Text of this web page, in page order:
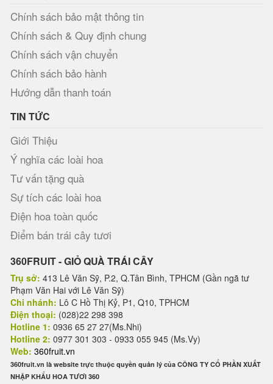
Chính sách bảo mật thông tin
Chính sách & Quy định chung
Chính sách vận chuyển
Chính sách bảo hành
Hướng dẫn thanh toán
TIN TỨC
Giới Thiệu
Ý nghĩa các loài hoa
Tư vấn tặng quà
Sự tích các loài hoa
Điện hoa toàn quốc
Điểm bán trái cây tươi
360FRUIT - GIỎ QUÀ TRÁI CÂY
Trụ sở: 413 Lê Văn Sỹ, P.2, Q.Tân Bình, TPHCM (Gần ngã tư
Phạm Văn Hai với Lê Văn Sỹ)
Chi nhánh: Lô C Hồ Thị Kỷ, P1, Q10, TPHCM
Điện thoại: (028)22 298 398
Hotline 1: 0936 65 27 27(Ms.Nhi)
Hotline 2: 0977 301 303 - 0933 055 945 (Ms.Vy)
Web: 360fruit.vn
360fruit.vn là website trực thuộc quyền quản lý của CÔNG TY CỔ PHẦN XUẤT
NHẬP KHẨU HOA TƯƠI 360